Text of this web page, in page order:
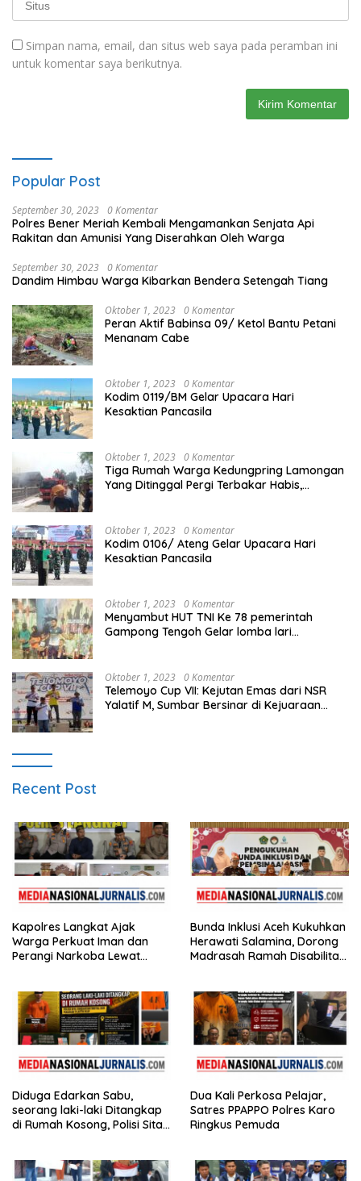
Simpan nama, email, dan situs web saya pada peramban ini
untuk komentar saya berikutnya.
Popular Post
September 30, 2023 0 Komentar
Polres Bener Meriah Kembali Mengamankan Senjata Api
Rakitan dan Amunisi Yang Diserahkan Oleh Warga
September 30, 2023 0 Komentar
Dandim Himbau Warga Kibarkan Bendera Setengah Tiang
Oktober 1, 2023 0 Komentar
Peran Aktif Babinsa 09/ Ketol Bantu Petani
Menanam Cabe
Oktober 1, 2023 0 Komentar
Kodim 0119/BM Gelar Upacara Hari
Kesaktian Pancasila
Oktober 1, 2023 0 Komentar
Tiga Rumah Warga Kedungpring Lamongan
Yang Ditinggal Pergi Terbakar Habis,
Oktober 1, 2023 0 Komentar
Kodim 0106/ Ateng Gelar Upacara Hari
Kesaktian Pancasila
Oktober 1, 2023 0 Komentar
Menyambut HUT TNI Ke 78 pemerintah
Gampong Tengoh Gelar lomba lari
Oktober 1, 2023 0 Komentar
Telemoyo Cup VII: Kejutan Emas dari NSR
Yalatif M, Sumbar Bersinar di Kejuaraan
Recent Post
Kapolres Langkat Ajak
Warga Perkuat Iman dan
Perangi Narkoba Lewat
Bunda Inklusi Aceh Kukuhkan
Herawati Salamina, Dorong
Madrasah Ramah Disabilitas
Diduga Edarkan Sabu,
seorang laki-laki Ditangkap
di Rumah Kosong, Polisi Sita
Dua Kali Perkosa Pelajar,
Satres PPAPPO Polres Karo
Ringkus Pemuda